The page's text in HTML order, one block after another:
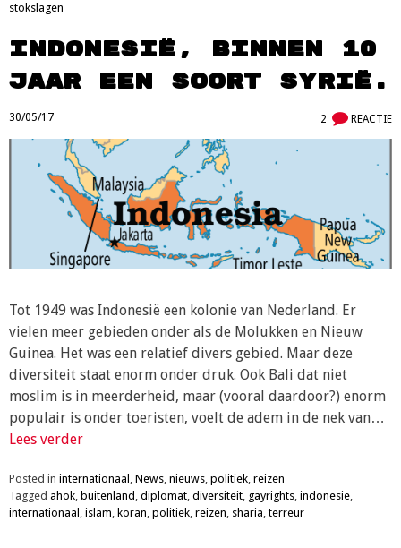
stokslagen
Indonesië, binnen 10
jaar een soort Syrië.
30/05/17 2 REACTIE
Tot 1949 was Indonesië een kolonie van Nederland. Er
vielen meer gebieden onder als de Molukken en Nieuw
Guinea. Het was een relatief divers gebied. Maar deze
diversiteit staat enorm onder druk. Ook Bali dat niet
moslim is in meerderheid, maar (vooral daardoor?) enorm
populair is onder toeristen, voelt de adem in de nek van…
Lees verder
Posted in internationaal News nieuws politiek reizen
Tagged ahok buitenland diplomat diversiteit gayrights indonesie
internationaal islam koran politiek reizen sharia terreur